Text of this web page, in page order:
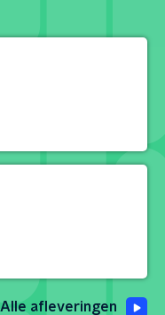
Alle afleveringen